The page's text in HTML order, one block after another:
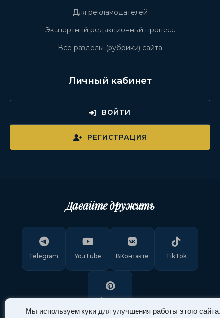
Мы используем куки для улучшения работы этого сайта.
Для рекламодателей
Экспертный редакционный процесс
Все разделы (рубрики) сайта
Личный кабинет
ВОЙТИ
РЕГИСТРАЦИЯ
Давайте дружить
Telegram YouTube ВКонтакте TikTok
Pinterest